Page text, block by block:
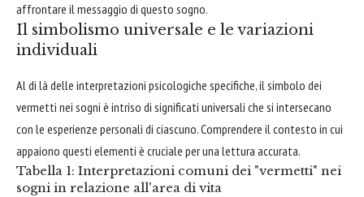
affrontare il messaggio di questo sogno.
Il simbolismo universale e le variazioni
individuali
Al di là delle interpretazioni psicologiche specifiche, il simbolo dei
vermetti nei sogni è intriso di significati universali che si intersecano
con le esperienze personali di ciascuno. Comprendere il contesto in cui
appaiono questi elementi è cruciale per una lettura accurata.
Tabella 1: Interpretazioni comuni dei "vermetti" nei
sogni in relazione all'area di vita